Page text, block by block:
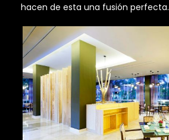
hacen de esta una fusión perfecta.